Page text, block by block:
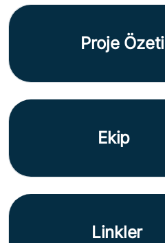
Proje Özeti
Ekip
Linkler